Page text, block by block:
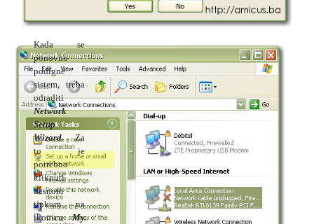
Kada se
ponovno
podigne
sistem, treba
odraditi
Network
Setup
Wizard. Za
to je
potrebno
kliknuti
desnom
tipkom na
ikonicuMy